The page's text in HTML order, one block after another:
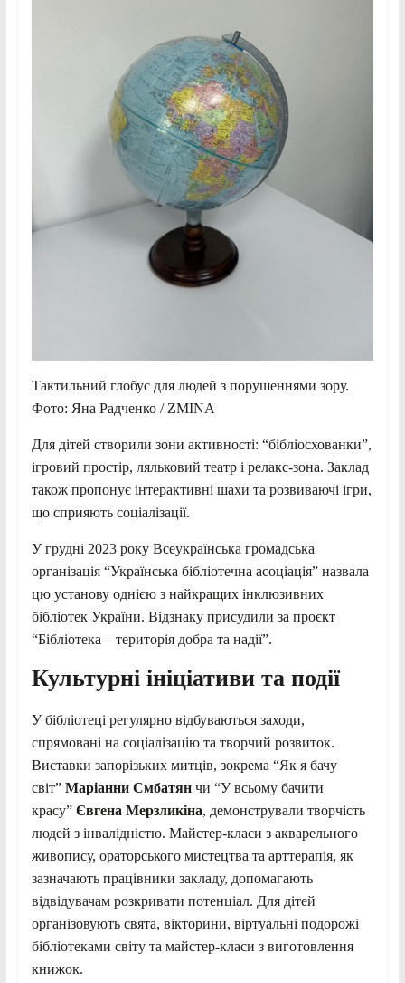
Тактильний глобус для людей з порушеннями зору.
Фото: Яна Радченко / ZMINA
Для дітей створили зони активності: “бібліосхованки”,
ігровий простір, ляльковий театр і релакс-зона. Заклад
також пропонує інтерактивні шахи та розвиваючі ігри,
що сприяють соціалізації.
У грудні 2023 року Всеукраїнська громадська
організація “Українська бібліотечна асоціація” назвала
цю установу однією з найкращих інклюзивних
бібліотек України. Відзнаку присудили за проєкт
“Бібліотека – територія добра та надії”.
Культурні ініціативи та події
У бібліотеці регулярно відбуваються заходи,
спрямовані на соціалізацію та творчий розвиток.
Виставки запорізьких митців, зокрема “Як я бачу
світ” Маріанни Смбатянчи “У всьому бачити
красу” Євгена Мерзликіна, демонстрували творчість
людей з інвалідністю. Майстер-класи з акварельного
живопису, ораторського мистецтва та арттерапія, як
зазначають працівники закладу, допомагають
відвідувачам розкривати потенціал. Для дітей
організовують свята, вікторини, віртуальні подорожі
бібліотеками світу та майстер-класи з виготовлення
книжок.